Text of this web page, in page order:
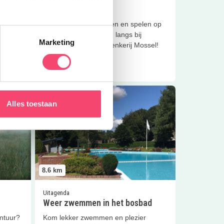
Marketing
Alles toestaan
op
Overnachten, wandelen en spelen op
een unieke plek? Kom langs bij
Boerderij en Theeschenkerij Mossel!
Lees meer
8.6 km
Uitagenda
Weer zwemmen in het bosbad
Kom lekker zwemmen en plezier
Lees meer Weer zwemmen in het bosbad